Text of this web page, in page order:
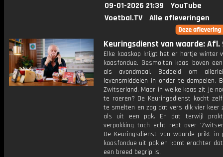
09-01-2026 21:39
YouTube
Voetbal.TV
Alle afleveringen
Keuringsdienst van waarde: Afl.
Elke kaaskop krijgt het er hartje winter
kaasfondue. Gesmolten kaas boven
als avondmaal. Bedoeld om
levensmiddelen in onder te dompelen.
Zwitserland. Maar in welke kaas zit je
te roeren? De Keuringsdienst kocht
te smelten en zag dat vers dik vier keer
als uit een pak. En dat terwijl
verpakking toch echt rept over
De Keuringsdienst van waarde prikt in
kaasfondue uit pak en komt erachter
een breed begrip is.